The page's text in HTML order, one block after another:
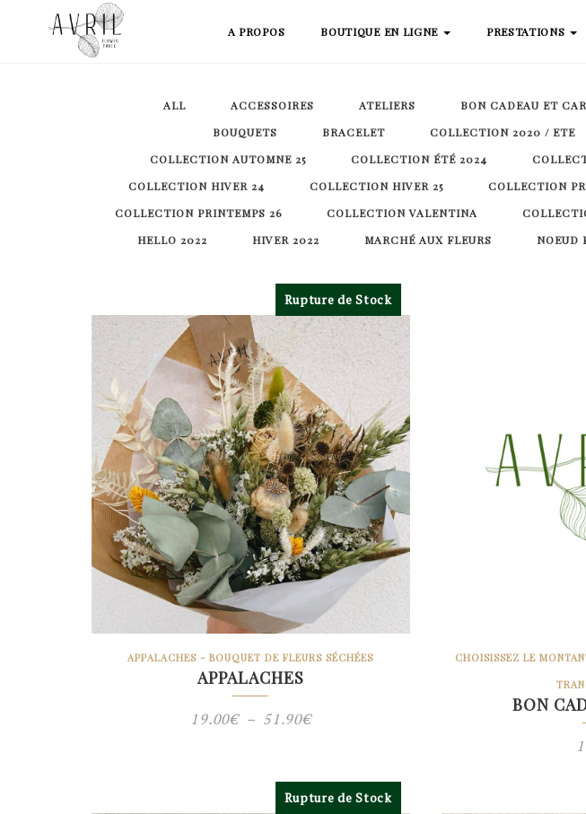
A PROPOS BOUTIQUE EN LIGNE PRESTATIONS
ALL ACCESSOIRES ATELIERS BON CADEAU ET
BOUQUETS
BRACELET COLLECTION 2020 / ETE
COLLECTION AUTOMNE 25
COLLECTION ÉTÉ 2024
COLLECTION HIVER 24
COLLECTION HIVER 25 COLLECTION
COLLECTION PRINTEMPS 26
COLLECTION VALENTINA
HELLO 2022
HIVER 2022 MARCHÉ AUX FLEURS NOEUD
Rupture de Stock
APPALACHES - BOUQUET DE FLEURS SÉCHÉES
APPALACHES
19.00€ – 51.90€Plage
19.00€
CHOISISSEZ LE
BON
Rupture de Stock